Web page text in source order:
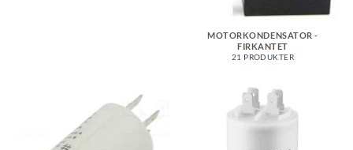
MOTORKONDENSATOR -
FIRKANTET
21 PRODUKTER